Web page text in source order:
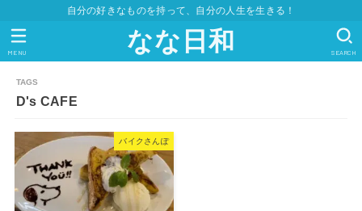
自分の好きなものを持って、自分の人生を生きる！
なな日和 SEARCH
MENU
D's CAFE
バイクさんぽ